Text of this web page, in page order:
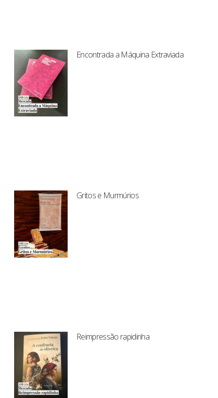
Encontrada a Máquina Extraviada
Gritos e Murmúrios
Reimpressão rapidinha